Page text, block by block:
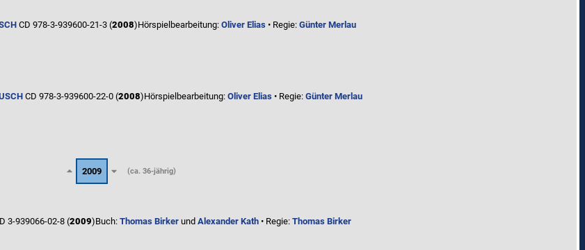
CD 978-3-939600-21-3 (2008)Hörspielbearbeitung: Oliver Elias • Regie: Günter Merlau
CD 978-3-939600-22-0 (2008)Hörspielbearbeitung: Oliver Elias • Regie: Günter Merlau
2009 (ca. 36-jährig)
3-939066-02-8 (2009)Buch: Thomas Birker und Alexander Kath • Regie: Thomas Birker